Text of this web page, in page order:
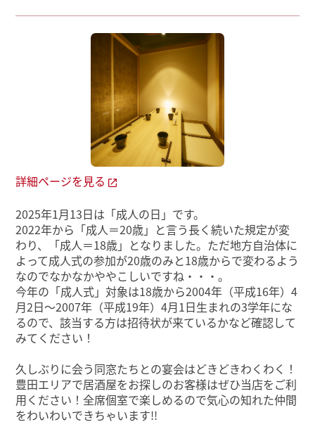
詳細ページを見る
2025年1月13日は「成人の日」です。
2022年から「成人＝20歳」と言う長く続いた規定が変
わり、「成人＝18歳」となりました。ただ地方自治体に
よって成人式の参加が20歳のみと18歳からで変わるよう
なのでなかなかややこしいですね・・・。
今年の「成人式」対象は18歳から2004年（平成16年）4
月2日～2007年（平成19年）4月1日生まれの3学年にな
るので、該当する方は招待状が来ているかなど確認して
みてください！
久しぶりに会う同窓たちとの宴会はどきどきわくわく！
豊田エリアで居酒屋をお探しのお客様はぜひ当店をご利
用ください！全席個室で楽しめるので気心の知れた仲間
をわいわいできちゃいます!!